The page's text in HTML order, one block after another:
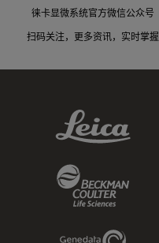
徕卡显微系统官方微信公众号
扫码关注，更多资讯，实时掌握
Leica
Link
Coulter
Link
Genedata